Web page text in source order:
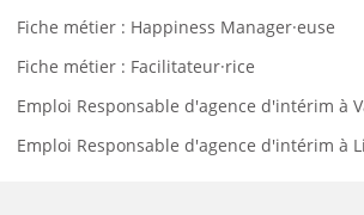
Fiche métier : Happiness Manager·euse
Fiche métier : Facilitateur·rice
Emploi Responsable d'agence d'intérim à
Emploi Responsable d'agence d'intérim à